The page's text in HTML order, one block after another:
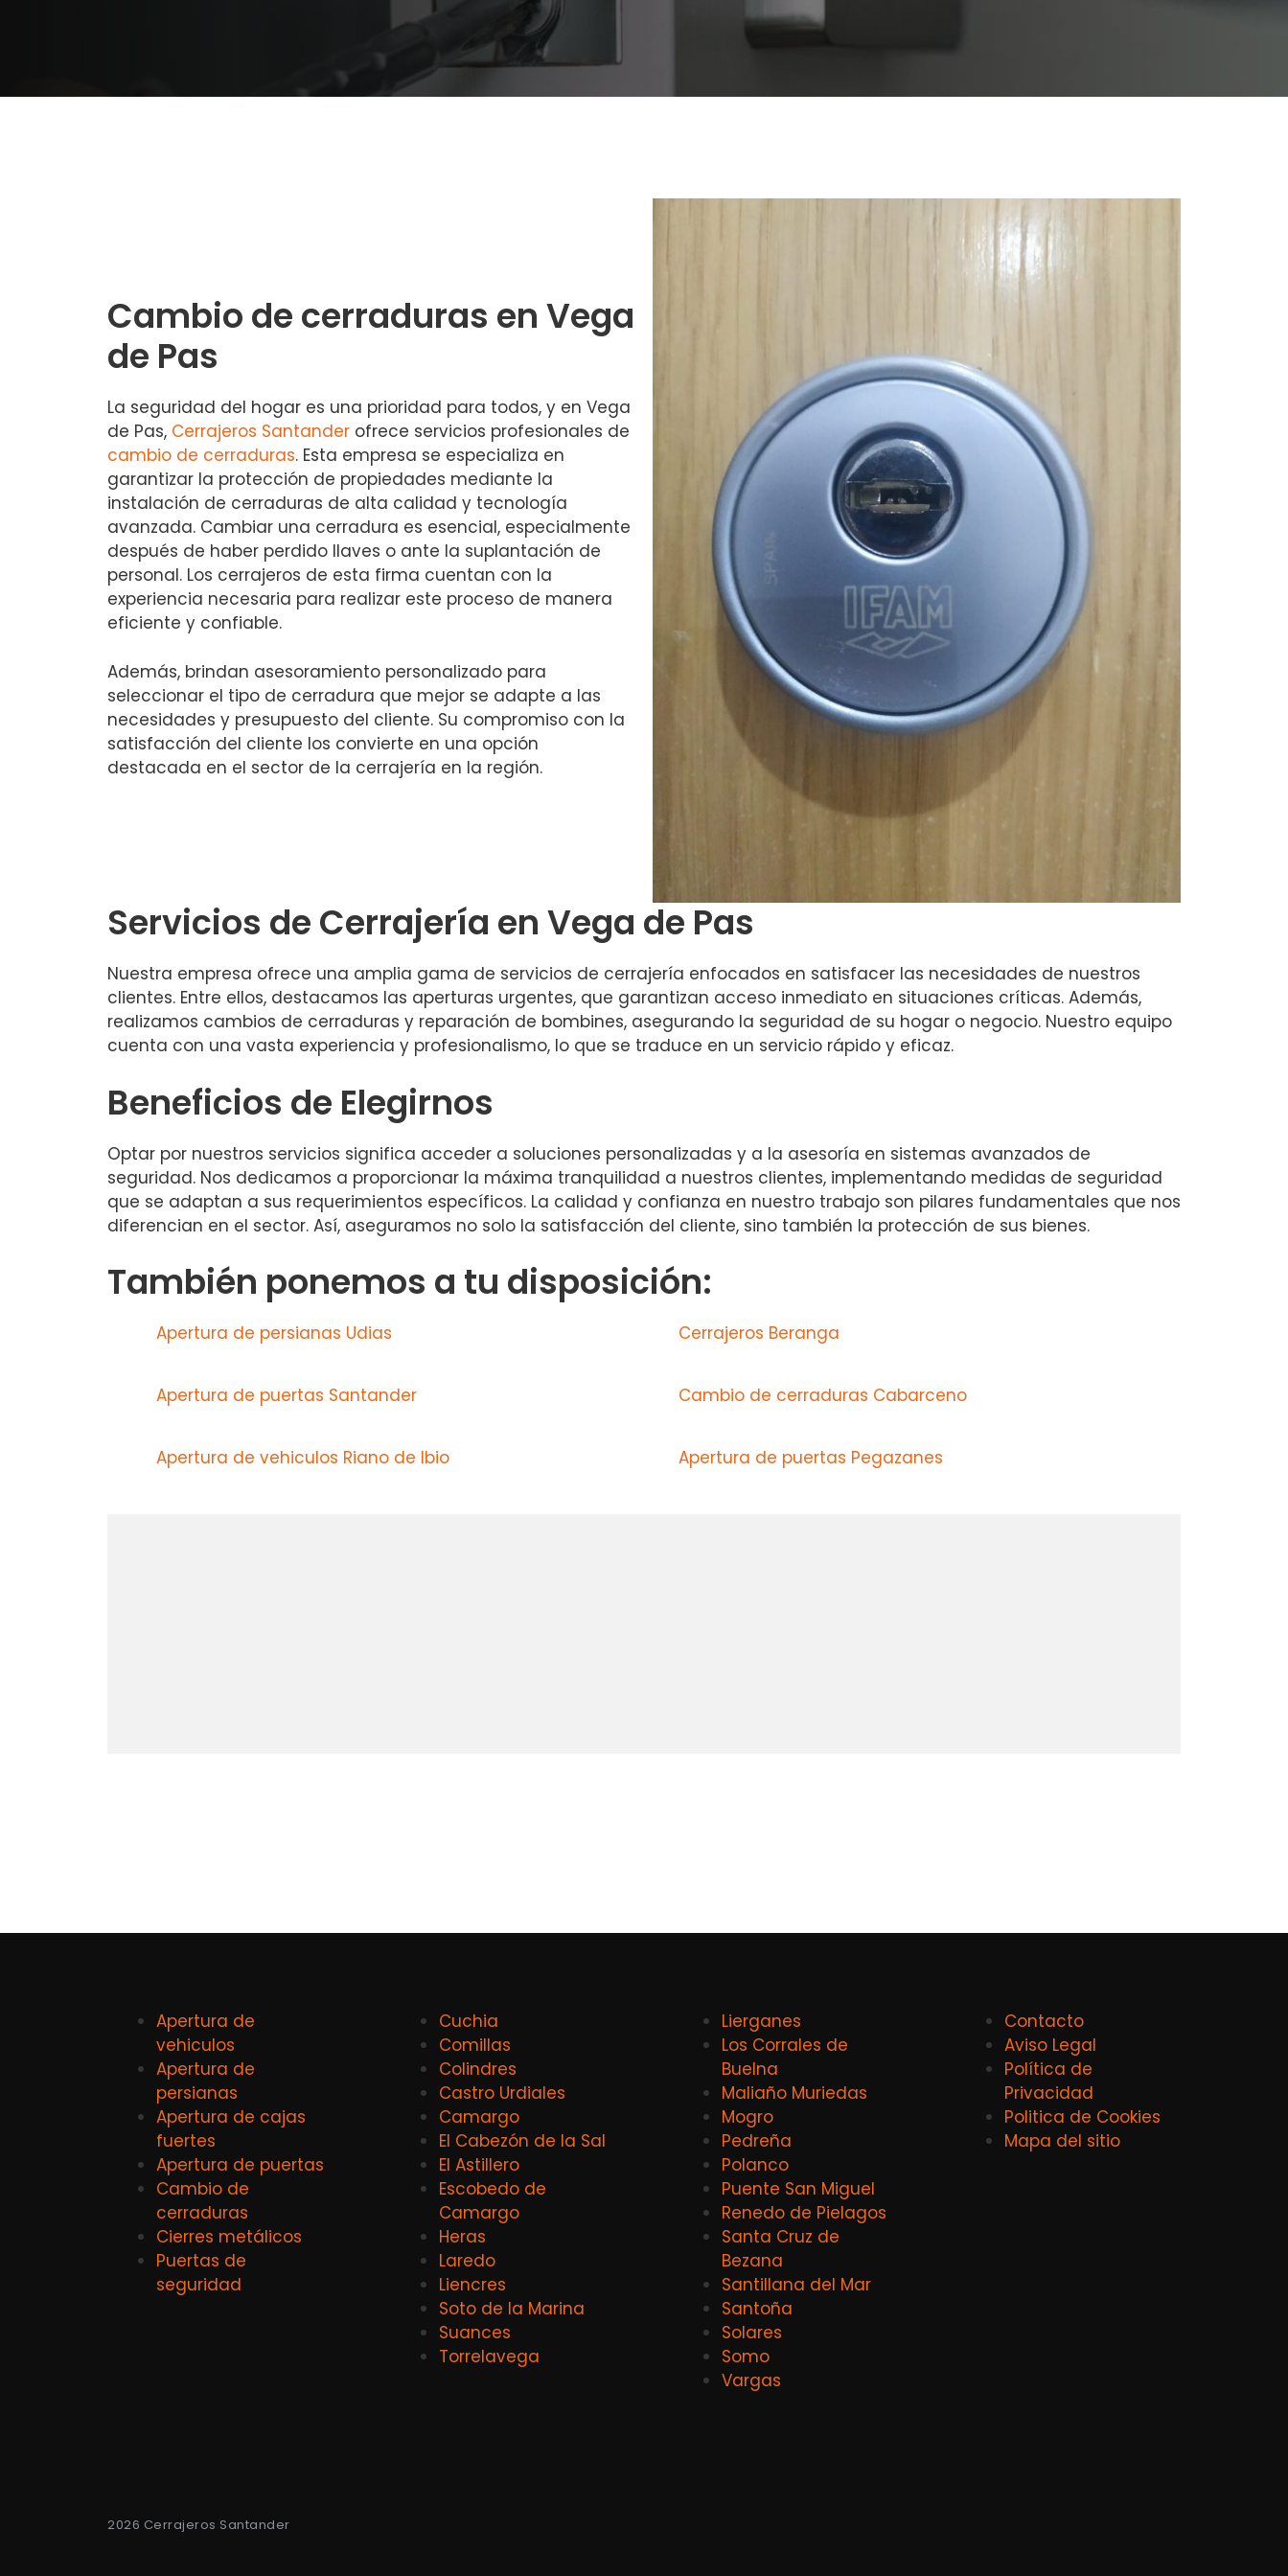
Cambio de cerraduras en Vega
de Pas
La seguridad del hogar es una prioridad para todos, y en Vega
de Pas, Cerrajeros Santander ofrece servicios profesionales de
cambio de cerraduras. Esta empresa se especializa en
garantizar la protección de propiedades mediante la
instalación de cerraduras de alta calidad y tecnología
avanzada. Cambiar una cerradura es esencial, especialmente
después de haber perdido llaves o ante la suplantación de
personal. Los cerrajeros de esta firma cuentan con la
experiencia necesaria para realizar este proceso de manera
eficiente y confiable.
Además, brindan asesoramiento personalizado para
seleccionar el tipo de cerradura que mejor se adapte a las
necesidades y presupuesto del cliente. Su compromiso con la
satisfacción del cliente los convierte en una opción
destacada en el sector de la cerrajería en la región.
Servicios de Cerrajería en Vega de Pas
Nuestra empresa ofrece una amplia gama de servicios de cerrajería enfocados en satisfacer las necesidades de nuestros
clientes. Entre ellos, destacamos las aperturas urgentes, que garantizan acceso inmediato en situaciones críticas. Además,
realizamos cambios de cerraduras y reparación de bombines, asegurando la seguridad de su hogar o negocio. Nuestro equipo
cuenta con una vasta experiencia y profesionalismo, lo que se traduce en un servicio rápido y eficaz.
Beneficios de Elegirnos
Optar por nuestros servicios significa acceder a soluciones personalizadas y a la asesoría en sistemas avanzados de
seguridad. Nos dedicamos a proporcionar la máxima tranquilidad a nuestros clientes, implementando medidas de seguridad
que se adaptan a sus requerimientos específicos. La calidad y confianza en nuestro trabajo son pilares fundamentales que nos
diferencian en el sector. Así, aseguramos no solo la satisfacción del cliente, sino también la protección de sus bienes.
También ponemos a tu disposición:
Apertura de persianas Udias Cerrajeros Beranga
Apertura de puertas Santander Cambio de cerraduras Cabarceno
Apertura de vehiculos Riano de Ibio Apertura de puertas Pegazanes
Apertura de
vehiculos
Apertura de
persianas
Apertura de cajas
fuertes
Apertura de puertas
Cambio de
cerraduras
Cierres metálicos
Puertas de
seguridad
Cuchia
Comillas
Colindres
Castro Urdiales
Camargo
El Cabezón de la Sal
El Astillero
Escobedo de
Camargo
Heras
Laredo
Liencres
Soto de la Marina
Suances
Torrelavega
Lierganes
Los Corrales de
Buelna
Maliaño Muriedas
Mogro
Pedreña
Polanco
Puente San Miguel
Renedo de Pielagos
Santa Cruz de
Bezana
Santillana del Mar
Santoña
Solares
Somo
Vargas
Contacto
Aviso Legal
Política de
Privacidad
Politica de Cookies
Mapa del sitio
2026 Cerrajeros Santander